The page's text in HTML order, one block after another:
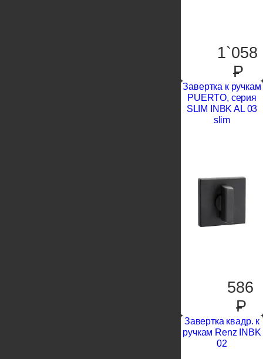
1`058
P
Завертка к ручкам
PUERTO, серия
SLIM INBK AL 03
slim
586
P
Завертка квадр. к
ручкам Renz INBK
02